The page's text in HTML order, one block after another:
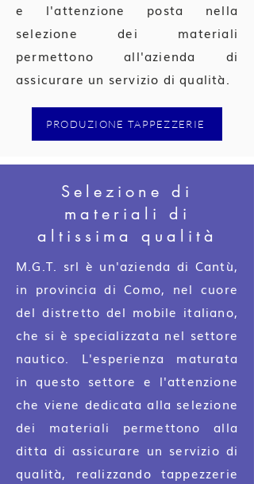
e l'attenzione posta nella
selezione dei materiali
permettono all'azienda di
assicurare un servizio di qualità.
PRODUZIONE TAPPEZZERIE
Selezione di
materiali di
altissima qualità
M.G.T. srl è un'azienda di Cantù,
in provincia di Como, nel cuore
del distretto del mobile italiano,
che si è specializzata nel settore
nautico. L'esperienza maturata
in questo settore e l'attenzione
che viene dedicata alla selezione
dei materiali permettono alla
ditta di assicurare un servizio di
qualità, realizzando tappezzerie